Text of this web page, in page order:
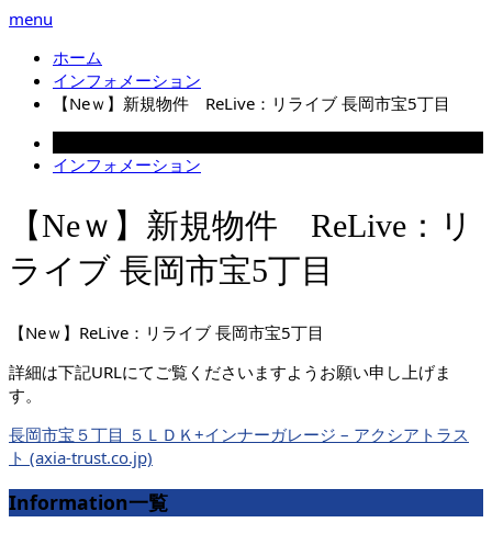
menu
ホーム
インフォメーション
【Neｗ】新規物件 ReLive：リライブ 長岡市宝5丁目
インフォメーション
【Neｗ】新規物件 ReLive：リ
ライブ 長岡市宝5丁目
【Neｗ】ReLive：リライブ 長岡市宝5丁目
詳細は下記URLにてご覧くださいますようお願い申し上げま
す。
長岡市宝５丁目 ５ＬＤＫ+インナーガレージ – アクシアトラス
ト (axia-trust.co.jp)
Information一覧